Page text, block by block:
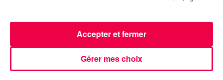
Des assiettes Linvosges rappelées pour
Du plomb a été détecté dans deux assiettes en
céramique vendues entre 2020 et 2022 par Linvosges.
Gérer mes choix
Accepter et fermer